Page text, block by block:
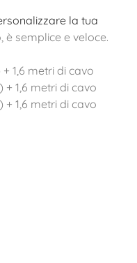
la tua
semplice e veloce.
1,6 metri di cavo
+ 1,6 metri di cavo
+ 1,6 metri di cavo